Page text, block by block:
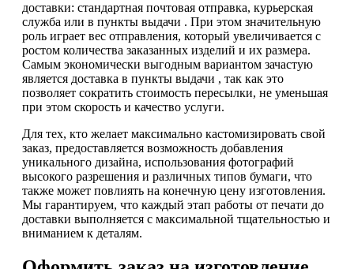
доставки: стандартная почтовая отправка, курьерская
служба или в пункты выдачи . При этом значительную
роль играет вес отправления, который увеличивается с
ростом количества заказанных изделий и их размера.
Самым экономически выгодным вариантом зачастую
является доставка в пункты выдачи , так как это
позволяет сократить стоимость пересылки, не уменьшая
при этом скорость и качество услуги.
Для тех, кто желает максимально кастомизировать свой
заказ, предоставляется возможность добавления
уникального дизайна, использования фотографий
высокого разрешения и различных типов бумаги, что
также может повлиять на конечную цену изготовления.
Мы гарантируем, что каждый этап работы от печати до
доставки выполняется с максимальной тщательностью и
вниманием к деталям.